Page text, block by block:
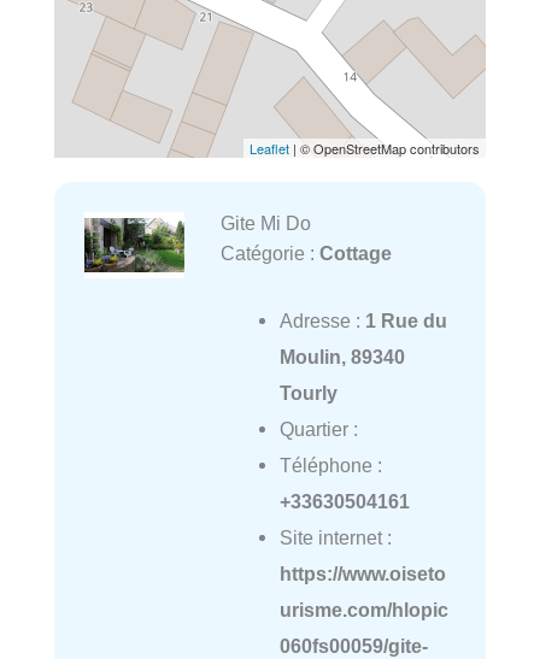
Leaflet | © OpenStreetMap contributors
Gite Mi Do
Catégorie : Cottage
Adresse : 1 Rue du
Moulin, 89340
Tourly
Quartier :
Téléphone :
+33630504161
Site internet :
https://www.oiseto
urisme.com/hlopic
060fs00059/gite-